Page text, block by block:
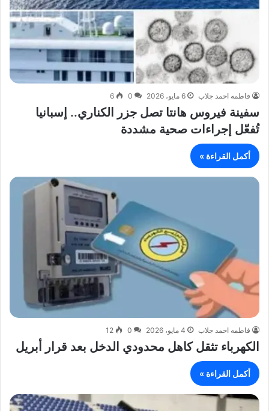
فاطمه احمد جلاب 6 مايو، 2026 0
6
سفينة فيروس هانتا تصل جزر الكناري.. إسبانيا
تُفعّل إجراءات صحية مشددة
أكمل القراءة »
فاطمه احمد جلاب 4 مايو، 2026 0
12
الكهرباء تثقل كاهل محدودي الدخل بعد قرار أبريل
أكمل القراءة »